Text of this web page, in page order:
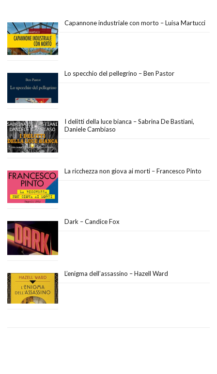
Capannone industriale con morto – Luisa Martucci
Lo specchio del pellegrino – Ben Pastor
I delitti della luce bianca – Sabrina De Bastiani,
Daniele Cambiaso
La ricchezza non giova ai morti – Francesco Pinto
Dark – Candice Fox
L’enigma dell’assassino – Hazell Ward